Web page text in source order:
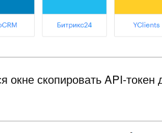
окне скопировать API-токен